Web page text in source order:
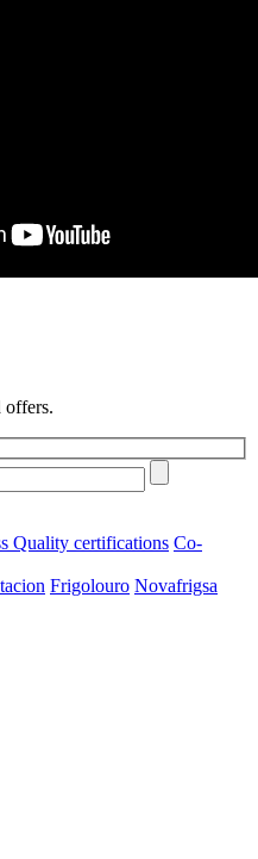
offers.
Quality certifications Co-
Frigolouro Novafrigsa